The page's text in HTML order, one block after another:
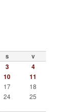
s v
3
4
10 11
17 18
24
25